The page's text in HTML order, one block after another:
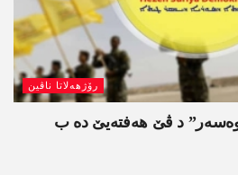
رۆژھەلاتا ناڤین
د ڤێ ھەفتەیێ دە ب